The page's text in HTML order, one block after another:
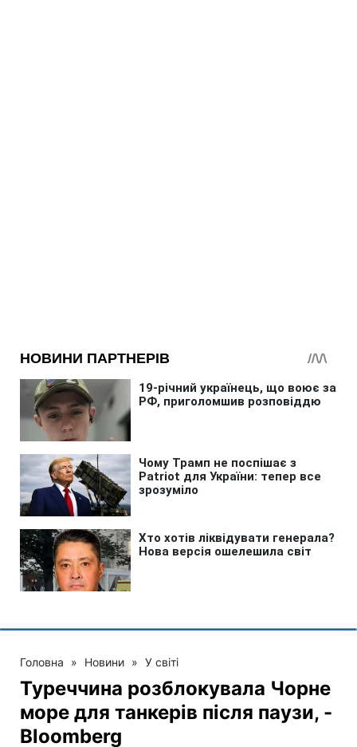
Головна » Новини » У світі
Туреччина розблокувала Чорне
море для танкерів після паузи, -
Bloomberg